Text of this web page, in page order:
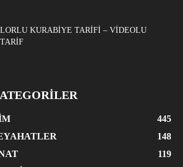
LORLU KURABIYE TARIFI – VIDEOLU
TARIF
445
148
119